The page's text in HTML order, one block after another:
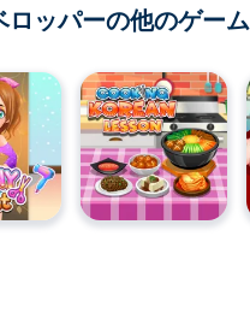
ロッパーの他のゲーム